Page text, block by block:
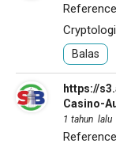
Balas
https://
Casino-
1 tahun lalu